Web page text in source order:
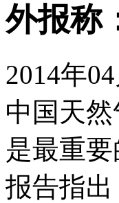
外报称
2014年
中国天
是最重
报告指